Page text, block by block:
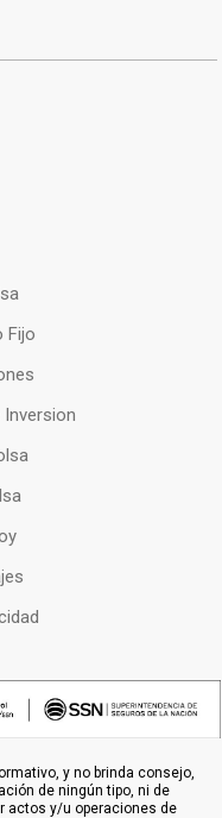
Fijo
y no brinda consejo,
de ningún tipo, ni de
actos y/u operaciones de